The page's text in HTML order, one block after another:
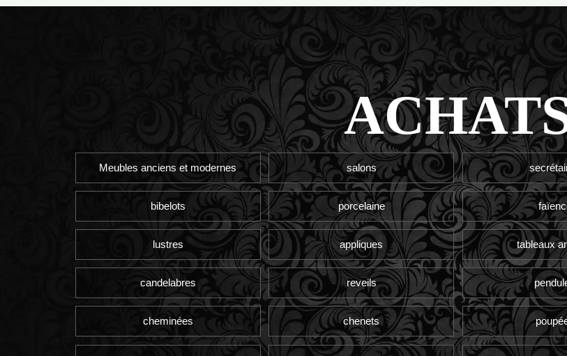
Meubles anciens et modernes salons
bibelots porcelaine
lustres appliques tableaux
candelabres reveils
cheminées chenets